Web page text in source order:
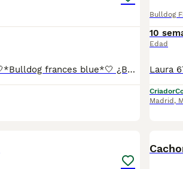
Laura 677983742 - Ana 613283995 🤍*Bulldog frances blue*🤍 ¿Buscas un nuevo compañero para tu hogar? ❤️ Tenemos preciosos cachorros listos para encontrar una familia responsable. ✅ Vacunados ✅ Desparasitados ✅ Cartilla sanitaria ✅ Garantías incluidas ✅ Máxima atención y cuidado Se hacen envíos a toda España: Andalucía: Almería, Cádiz, Córdoba, Granada, Huelva, Jaén, Málaga, Sevilla. Aragón: Huesca, Teruel, Zaragoza. Asturias: Oviedo. Baleares: Palma. Canarias: Las Palmas de Gran Canaria, Santa Cruz de Tenerife. Cantabria: Santander. Castilla-La Mancha: Albacete, Ciudad Real, Cuenca, Guadalajara, Toledo. Castilla y León: Ávila, Burgos, León, Palencia, Salamanca, Segovia, Soria, Valladolid, Zamora. Cataluña: Barcelona, Gerona (Girona), Lérida (Lleida), Tarragona .Comunidad Valenciana: Alicante, Castellón de la Plana, Valencia. Extremadura: Badajoz, Cáceres .Galicia: La Coruña (A Coruña), Lugo, Orense (Ourense), Pontevedra. La Rioja: Logroño. Madrid: Madrid .Murcia: Murcia. Navarra: Pamplona. País Vasco: Bilbao (Vizcaya), San Sebastián (Guipúzcoa), Vitoria (Álava). 🐾 Cachorros sanos, sociables y criados con mucho cariño. 📲 ¡Pregunta sin compromiso por disponibilidad, fotos y precios por mensaje privado!
Bulldog
10
Edad
Criador
Madrid ,